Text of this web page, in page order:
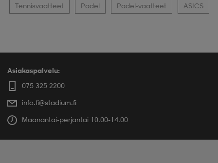
Tennisvaatteet Padel Padel-vaatteet ASICS
Asiakaspalvelu:
075 325 2200
info.fi@stadium.fi
Maanantai-perjantai 10.00-14.00